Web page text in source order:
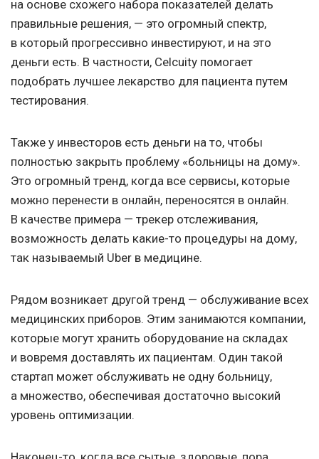
на основе схожего набора показателей делать
правильные решения, — это огромный спектр,
в который прогрессивно инвестируют, и на это
деньги есть. В частности, Celcuity помогает
подобрать лучшее лекарство для пациента путем
тестирования.
Также у инвесторов есть деньги на то, чтобы
полностью закрыть проблему «больницы на дому».
Это огромный тренд, когда все сервисы, которые
можно перенести в онлайн, переносятся в онлайн.
В качестве примера — трекер отслеживания,
возможность делать какие-то процедуры на дому,
так называемый Uber в медицине.
Рядом возникает другой тренд — обслуживание всех
медицинских приборов. Этим занимаются компании,
которые могут хранить оборудование на складах
и вовремя доставлять их пациентам. Один такой
стартап может обслуживать не одну больницу,
а множество, обеспечивая достаточно высокий
уровень оптимизации.